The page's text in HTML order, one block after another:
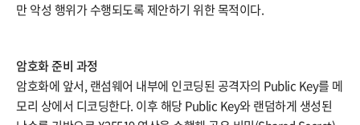
만 악성 행위가 수행되도록 제안하기 위한 목적이다.
암호화 준비 과정
암호화에 앞서, 랜섬웨어 내부에 인코딩된 공격자의 Public Key를 메
모리 상에서 디코딩한다. 이후 해당 Public Key와 랜덤하게 생성된